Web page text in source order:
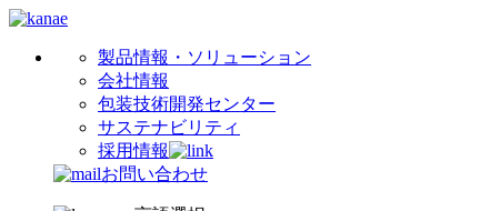
製品情報・ソリューション
会社情報
包装技術開発センター
サステナビリティ
採用情報
お問い合わせ